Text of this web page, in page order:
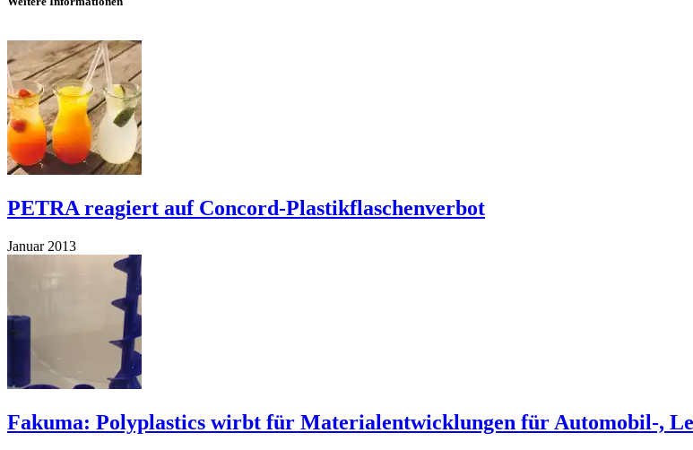
PETRA reagiert auf Concord-Plastikflaschenverbot
Januar 2013
Fakuma: Polyplastics wirbt für Materialentwicklungen für Automobil-,